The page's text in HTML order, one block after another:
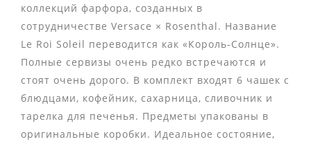
коллекций фарфора, созданных в
сотрудничестве Versace × Rosenthal. Название
Le Roi Soleil переводится как «Король-Солнце».
Полные сервизы очень редко встречаются и
стоят очень дорого. В комплект входят 6 чашек с
блюдцами, кофейник, сахарница, сливочник и
тарелка для печенья. Предметы упакованы в
оригинальные коробки. Идеальное состояние,